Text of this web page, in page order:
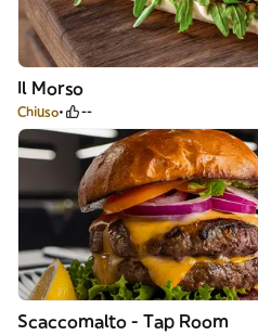
Il Morso
Chiuso --
Scaccomalto - Tap Room